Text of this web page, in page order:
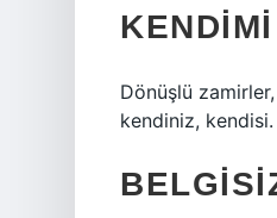
Dönüşlü
kendiniz,